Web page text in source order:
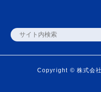
Copyright © 株式会